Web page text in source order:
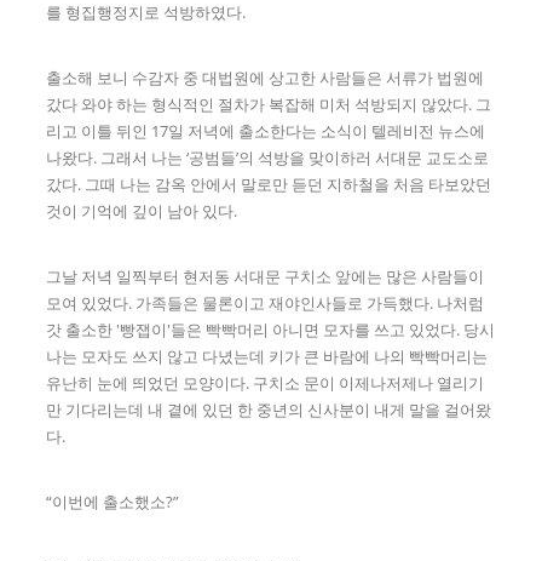
를 형집행정지로 석방하였다.
출소해 보니 수감자 중 대법원에 상고한 사람들은 서류가 법원에
갔다 와야 하는 형식적인 절차가 복잡해 미처 석방되지 않았다. 그
리고 이틀 뒤인 17일 저녁에 출소한다는 소식이 텔레비전 뉴스에
나왔다. 그래서 나는 ‘공범들’의 석방을 맞이하러 서대문 교도소로
갔다. 그때 나는 감옥 안에서 말로만 듣던 지하철을 처음 타보았던
것이 기억에 깊이 남아 있다.
그날 저녁 일찍부터 현저동 서대문 구치소 앞에는 많은 사람들이
모여 있었다. 가족들은 물론이고 재야인사들로 가득했다. 나처럼
갓 출소한 '빵잽이'들은 빡빡머리 아니면 모자를 쓰고 있었다. 당시
나는 모자도 쓰지 않고 다녔는데 키가 큰 바람에 나의 빡빡머리는
유난히 눈에 띄었던 모양이다. 구치소 문이 이제나저제나 열리기
만 기다리는데 내 곁에 있던 한 중년의 신사분이 내게 말을 걸어왔
다.
“이번에 출소했소?”